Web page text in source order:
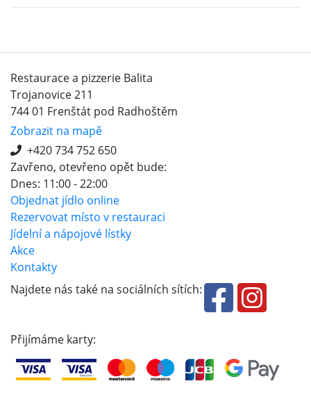
Restaurace a pizzerie Balita
Trojanovice 211
744 01 Frenštát pod Radhoštěm
Zobrazit na mapě
+420 734 752 650
Zavřeno, otevřeno opět bude:
Dnes: 11:00 - 22:00
Objednat jídlo online
Rezervovat místo v restauraci
Jídelní a nápojové lístky
Akce
Kontakty
Najdete nás také na sociálních sítích:
Přijímáme karty: